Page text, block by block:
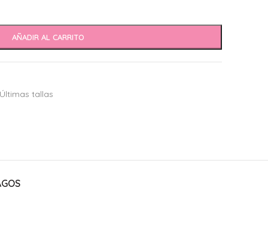
AÑADIR AL CARRITO
tallas